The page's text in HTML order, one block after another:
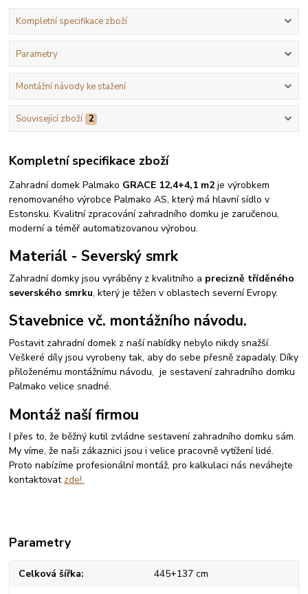
Kompletní specifikace zboží
Parametry
Montážní návody ke stažení
Související zboží 2
Kompletní specifikace zboží
Zahradní domek Palmako GRACE 12,4+4,1 m2je výrobkem
renomovaného výrobce Palmako AS, který má hlavní sídlo v
Estonsku. Kvalitní zpracování zahradního domku je zaručenou,
moderní a téměř automatizovanou výrobou.
Materiál - Severský smrk
Zahradní domky jsou vyráběny z kvalitního a precizně tříděného
severského smrku, který je těžen v oblastech severní Evropy.
Stavebnice vč. montážního návodu.
Postavit zahradní domek z naší nabídky nebylo nikdy snažší.
Veškeré díly jsou vyrobeny tak, aby do sebe přesně zapadaly. Díky
přiloženému montážnímu návodu, je sestavení zahradního domku
Palmako velice snadné.
Montáž naší firmou
I přes to, že běžný kutil zvládne sestavení zahradního domku sám.
My víme, že naši zákaznici jsou i velice pracovně vytížení lidé.
Proto nabízíme profesionální montáž, pro kalkulaci nás neváhejte
kontaktovat zde!
Parametry
Celková šířka 445+137 cm